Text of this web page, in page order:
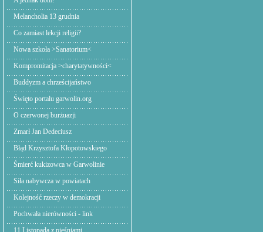
Melancholia 13 grudnia
Co zamiast lekcji religii?
Nowa szkoła >Sanatorium<
Kompromitacja >charytatywności<
Buddyzm a chrześcijaństwo
Święto portalu garwolin.org
O czerwonej burżuazji
Zmarł Jan Dedeciusz
Błąd Krzysztofa Kłopotowskiego
Śmierć kukizowca w Garwolinie
Siła nabywcza w powiatach
Kolejność rzeczy w demokracji
Pochwała nierówności - link
11 Listopada z pieśniami